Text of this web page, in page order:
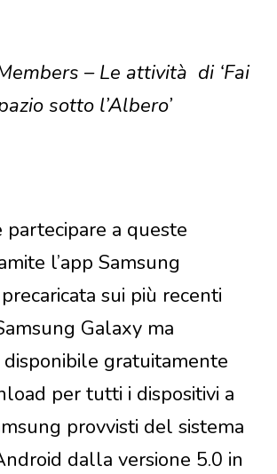
– Le attività di ‘Fai
sotto l’Albero’
partecipare a queste
l’app Samsung
sui più recenti
Galaxy ma
gratuitamente
per tutti i dispositivi a
provvisti del sistema
dalla versione 5.0 in